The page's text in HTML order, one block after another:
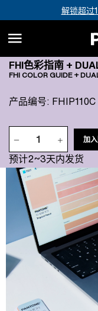
解锁超过
FHI色彩指南 +
FHI COLOR GUIDE +
产品编号: FHIP110C
加
预计2~3天内发货